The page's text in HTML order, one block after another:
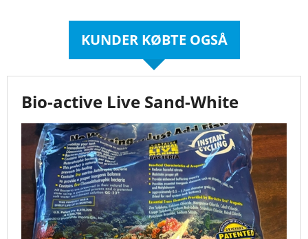
KUNDER KØBTE OGSÅ
Bio-active Live Sand-White